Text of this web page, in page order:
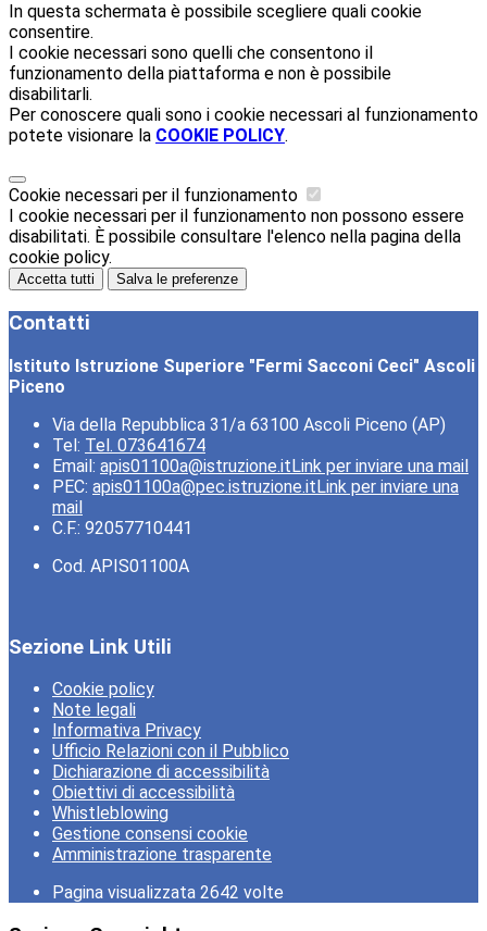
In questa schermata è possibile scegliere quali cookie
consentire.
I cookie necessari sono quelli che consentono il
funzionamento della piattaforma e non è possibile
disabilitarli.
Per conoscere quali sono i cookie necessari al funzionamento
potete visionare la COOKIE POLICY.
Cookie necessari per il funzionamento
I cookie necessari per il funzionamento non possono essere
disabilitati. È possibile consultare l'elenco nella pagina della
cookie policy.
Accetta tutti Salva le preferenze
Contatti
Istituto Istruzione Superiore "Fermi Sacconi Ceci" Ascoli
Piceno
Via della Repubblica 31/a 63100 Ascoli Piceno (AP)
Tel: Tel. 073641674
Email: apis01100a@istruzione.itLink per inviare una mail
PEC: apis01100a@pec.istruzione.itLink per inviare una
mail
C.F.: 92057710441
Cod. APIS01100A
Sezione Link Utili
Cookie policy
Note legali
Informativa Privacy
Ufficio Relazioni con il Pubblico
Dichiarazione di accessibilità
Obiettivi di accessibilità
Whistleblowing
Gestione consensi cookie
Amministrazione trasparente
Pagina visualizzata 2642 volte